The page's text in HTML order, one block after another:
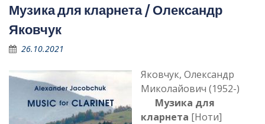
Музика для кларнета / Олександр
Яковчук
26.10.2021
Яковчук, Олександр
Миколайович (1952-)
Музика для
кларнета [Ноти]